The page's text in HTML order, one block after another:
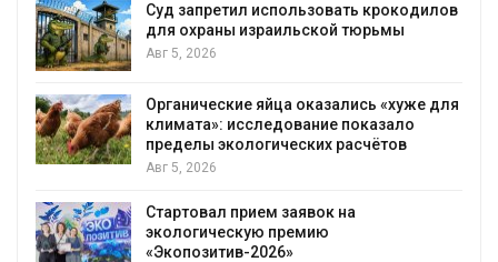
Суд запретил использовать крокодилов
для охраны израильской тюрьмы
Авг 5, 2026
Органические яйца оказались «хуже для
климата»: исследование показало
пределы экологических расчётов
Авг 5, 2026
Стартовал прием заявок на
экологическую премию
«Экопозитив-2026»